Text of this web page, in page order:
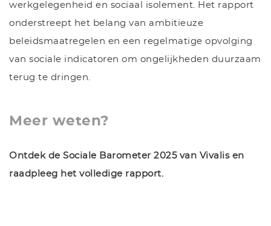
werkgelegenheid en sociaal isolement. Het rapport
onderstreept het belang van ambitieuze
beleidsmaatregelen en een regelmatige opvolging
van sociale indicatoren om ongelijkheden duurzaam
terug te dringen.
Meer weten?
Ontdek de Sociale Barometer 2025 van Vivalis en
raadpleeg het volledige rapport.